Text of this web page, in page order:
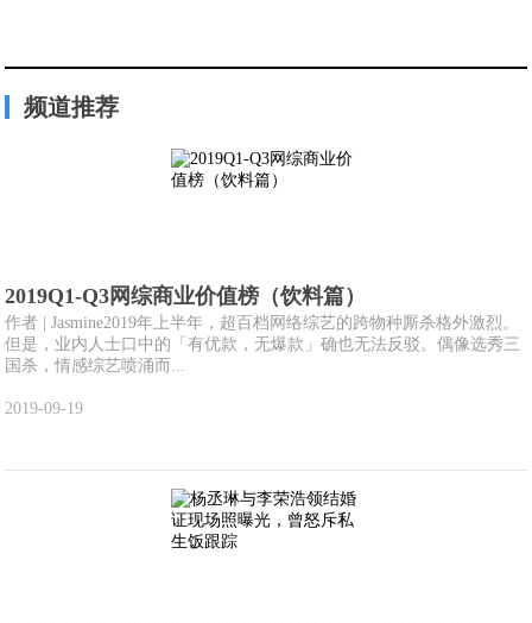
频道推荐
2019Q1-Q3网综商业价值榜（饮料篇）
作者 | Jasmine2019年上半年，超百档网络综艺的跨物种厮杀格外激烈。
但是，业内人士口中的「有优款，无爆款」确也无法反驳。偶像选秀三
国杀，情感综艺喷涌而...
2019-09-19